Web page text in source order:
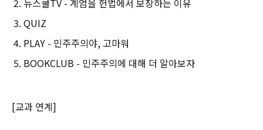
QUIZ
PLAY - 민주주의야, 고마워
BOOKCLUB - 민주주의에 대해 더 알아보자
[교과 연계]